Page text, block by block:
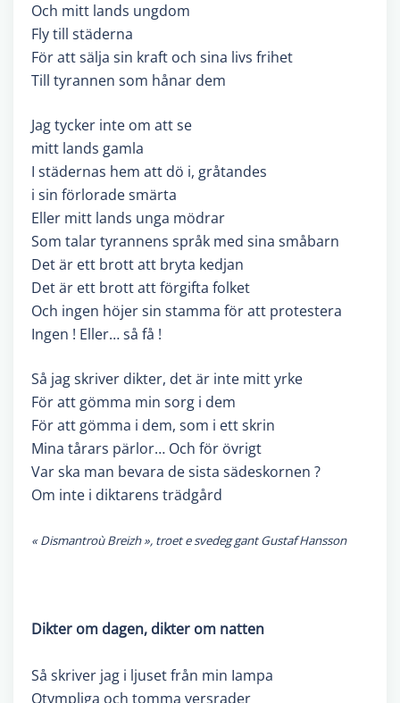
Och mitt lands ungdom
Fly till städerna
För att sälja sin kraft och sina livs frihet
Till tyrannen som hånar dem
Jag tycker inte om att se
mitt lands gamla
I städernas hem att dö i, gråtandes
i sin förlorade smärta
Eller mitt lands unga mödrar
Som talar tyrannens språk med sina småbarn
Det är ett brott att bryta kedjan
Det är ett brott att förgifta folket
Och ingen höjer sin stamma för att protestera
Ingen ! Eller… så få !
Så jag skriver dikter, det är inte mitt yrke
För att gömma min sorg i dem
För att gömma i dem, som i ett skrin
Mina tårars pärlor… Och för övrigt
Var ska man bevara de sista sädeskornen ?
Om inte i diktarens trädgård
« Dismantroù Breizh », troet e svedeg gant Gustaf Hansson
Dikter om dagen, dikter om natten
Så skriver jag i ljuset från min Iampa
Otympliga och tomma versrader